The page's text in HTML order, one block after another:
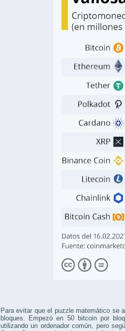
Para evitar que el puzzle matemático se
bloques. Empezó en 50 bitcoin por
utilizando un ordenador común, pero